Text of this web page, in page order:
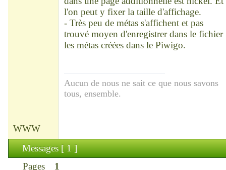
l'on peut y fixer la taille d'affichage.
- Très peu de métas s'affichent et pas
trouvé moyen d'enregistrer dans le fichier
les métas créées dans le Piwigo.
Aucun de nous ne sait ce que nous savons
tous, ensemble.
WWW
Messages [ 1 ]
Pages
1